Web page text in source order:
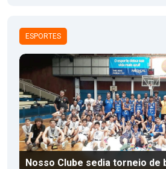
ESPORTES
Nosso Clube sedia torneio de